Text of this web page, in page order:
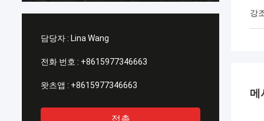
담당자 : Lina Wang
전화 번호 : +8615977346663
왓츠앱 : +8615977346663
강
메